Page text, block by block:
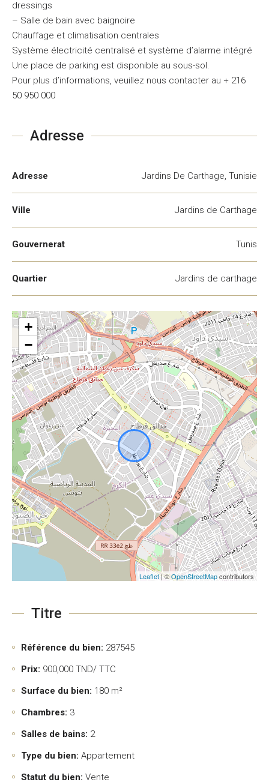
dressings
– Salle de bain avec baignoire
Chauffage et climatisation centrales
Système électricité centralisé et système d’alarme intégré
Une place de parking est disponible au sous-sol.
Pour plus d’informations, veuillez nous contacter au + 216
50 950 000
Adresse
Adresse Jardins De Carthage, Tunisie
Ville Jardins de Carthage
Gouvernerat Tunis
Quartier Jardins de carthage
+
−
Leaflet| ©OpenStreetMapcontributors
Titre
Référence du bien: 287545
Prix: 900,000 TND/ TTC
Surface du bien: 180 m²
Chambres: 3
Salles de bains: 2
Type du bien: Appartement
Statut du bien: Vente